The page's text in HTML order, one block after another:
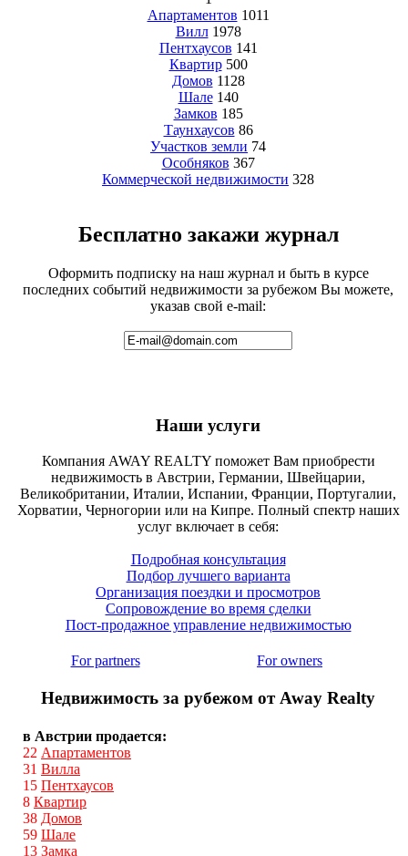
Апартаментов 1011
Вилл 1978
Пентхаусов 141
Квартир 500
Домов 1128
Шале 140
Замков 185
Таунхаусов 86
Участков земли 74
Особняков 367
Коммерческой недвижимости 328
Бесплатно закажи журнал
Оформить подписку на наш журнал и быть в курсе
последних событий недвижимости за рубежом Вы можете,
указав свой e-mail:
Наши услуги
Компания AWAY REALTY поможет Вам приобрести
недвижимость в Австрии, Германии, Швейцарии,
Великобритании, Италии, Испании, Франции, Португалии,
Хорватии, Черногории или на Кипре. Полный спектр наших
услуг включает в себя:
Подробная консультация
Подбор лучшего варианта
Организация поездки и просмотров
Сопровождение во время сделки
Пост-продажное управление недвижимостью
For partners For owners
Недвижимость за рубежом от Away Realty
в Австрии продается:
22 Апартаментов
31 Вилла
15 Пентхаусов
8 Квартир
38 Домов
59 Шале
13 Замка